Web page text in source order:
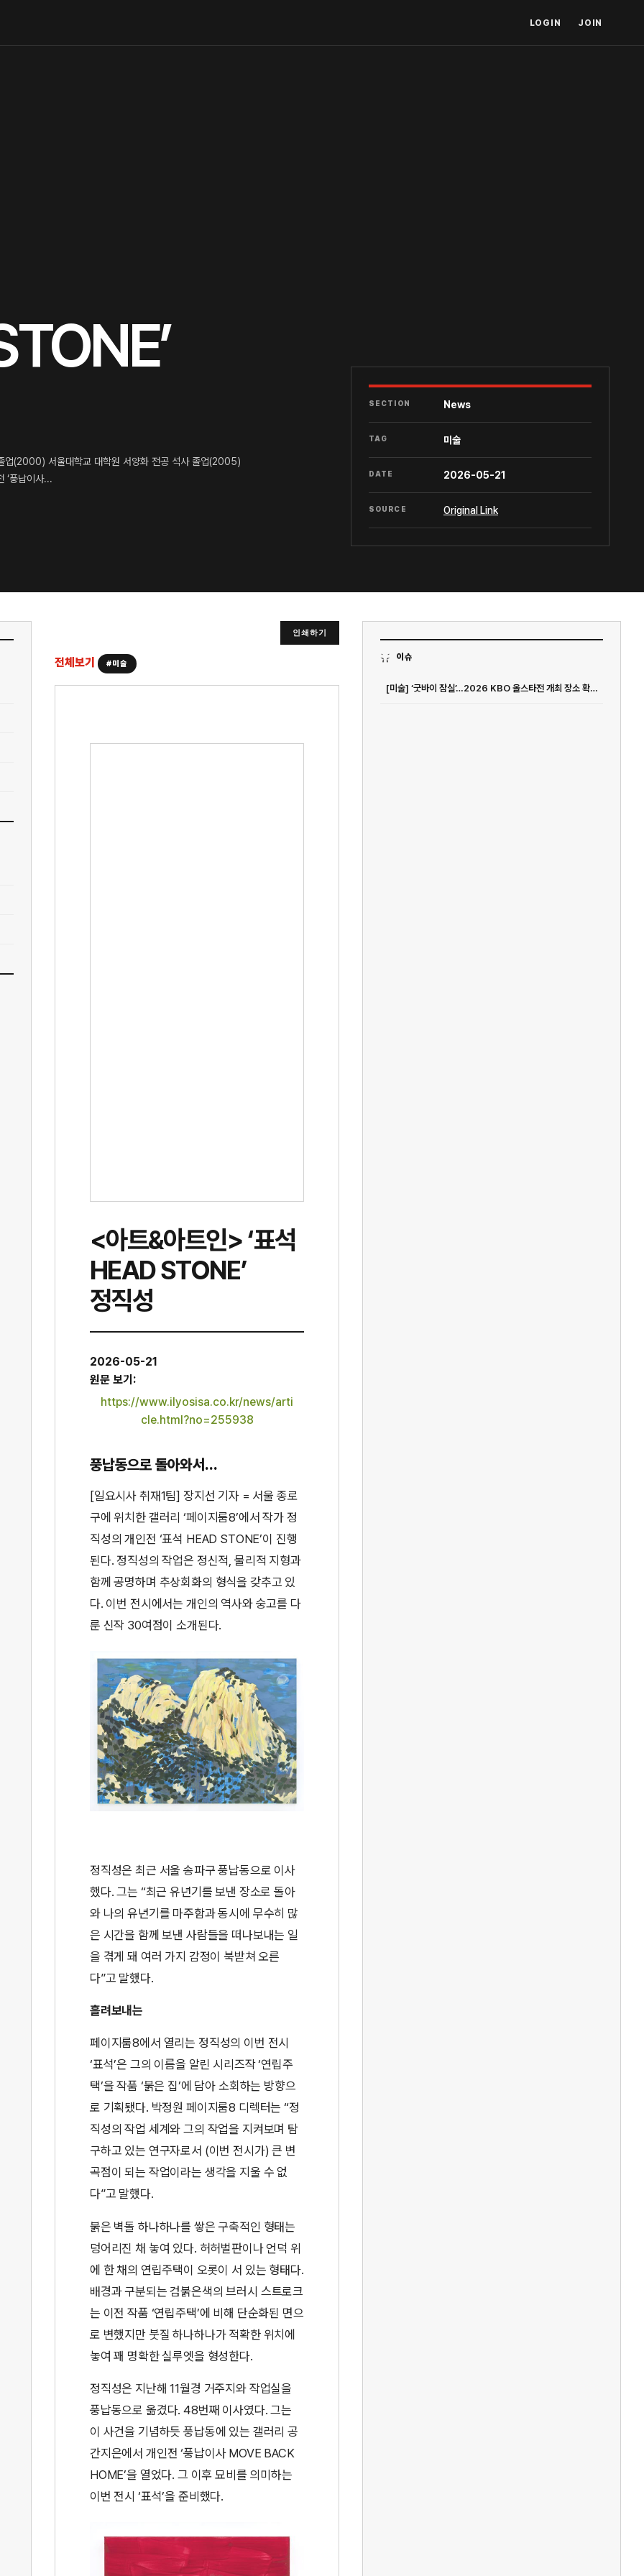
LOGIN JOIN
(2000) 서울대학교 대학원 서양화 전공 석사 졸업(2005)
‘풍납이사...
SECTION News
TAG 미술
DATE 2026-05-21
SOURCE Original Link
인쇄하기
전체보기 #미술
<아트&아트인> ‘표석
HEAD STONE’
정직성
2026-05-21
원문 보기:
https://www.ilyosisa.co.kr/news/arti
cle.html?no=255938
풍납동으로 돌아와서…
[일요시사 취재1팀] 장지선 기자 = 서울 종로
구에 위치한 갤러리 ‘페이지룸8’에서 작가 정
직성의 개인전 ‘표석 HEAD STONE’이 진행
된다. 정직성의 작업은 정신적, 물리적 지형과
함께 공명하며 추상회화의 형식을 갖추고 있
다. 이번 전시에서는 개인의 역사와 숭고를 다
룬 신작 30여점이 소개된다.
정직성은 최근 서울 송파구 풍납동으로 이사
했다. 그는 “최근 유년기를 보낸 장소로 돌아
와 나의 유년기를 마주함과 동시에 무수히 많
은 시간을 함께 보낸 사람들을 떠나보내는 일
을 겪게 돼 여러 가지 감정이 북받쳐 오른
다”고 말했다.
흘려보내는
페이지룸8에서 열리는 정직성의 이번 전시
‘표석’은 그의 이름을 알린 시리즈작 ‘연립주
택’을 작품 ‘붉은 집’에 담아 소회하는 방향으
로 기획됐다. 박정원 페이지룸8 디렉터는 “정
직성의 작업 세계와 그의 작업을 지켜보며 탐
구하고 있는 연구자로서 (이번 전시가) 큰 변
곡점이 되는 작업이라는 생각을 지울 수 없
다”고 말했다.
붉은 벽돌 하나하나를 쌓은 구축적인 형태는
덩어리진 채 놓여 있다. 허허벌판이나 언덕 위
에 한 채의 연립주택이 오롯이 서 있는 형태다.
배경과 구분되는 검붉은색의 브러시 스트로크
는 이전 작품 ‘연립주택’에 비해 단순화된 면으
로 변했지만 붓질 하나하나가 적확한 위치에
놓여 꽤 명확한 실루엣을 형성한다.
정직성은 지난해 11월경 거주지와 작업실을
풍납동으로 옮겼다. 48번째 이사였다. 그는
이 사건을 기념하듯 풍납동에 있는 갤러리 공
간지은에서 개인전 ‘풍납이사 MOVE BACK
HOME’을 열었다. 그 이후 묘비를 의미하는
이번 전시 ‘표석’을 준비했다.
이슈
[미술] ‘굿바이 잠실’…2026 KBO 올스타전 개최 장소 확정 [공식발표]